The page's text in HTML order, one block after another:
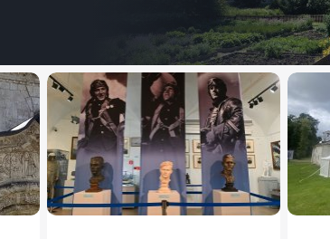
22ФОТО